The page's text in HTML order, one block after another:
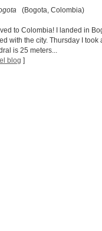
(Bogota, Colombia)
to Colombia! I landed in
with the city. Thursday I
is 25 meters...
blog ]